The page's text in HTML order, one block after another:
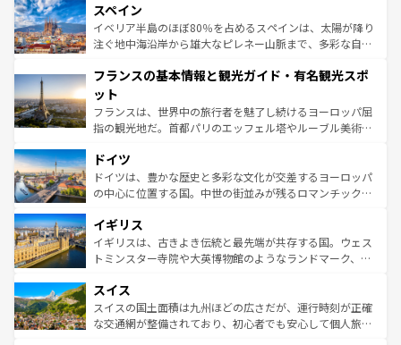
ろん、トスカーナの美しい田園風景やアマルフィ海岸の絶
景など、自然景観も見逃せない。観光の合間には、本場の
ピザやパスタなど、絶品のイタリア料理を堪能することも
ませてくれるイタリアで、忘れられない旅をしてみよう！
なお、新着のイタリア情報は
しい。
スペイン
イベリア半島のほぼ80％を占めるスペインは、太陽が降り
注ぐ地中海沿岸から雄大なピレネー山脈まで、多彩な自然
文化が根付くこの国では、情熱的なフラメンコ、熱気あふ
れる闘牛、そして美味しいタパスが生活の一部となってい
る。首都マドリードの洗練された雰囲気や、バルセロナの
アートに溢れた街角から、地方では古代ローマ遺跡や中世
せる。地方によって風土や気候が異なるスペインはその個
性で訪れる人を魅了する。 なお、新着のスペイン情報は コ
ンテンツ一覧を参照してほしい。
フランスの基本情報と観光ガイド・有名観光スポ
ット
フランスは、世界中の旅行者を魅了し続けるヨーロッパ屈
指の観光地だ。首都パリのエッフェル塔やルーブル美術館
で、幅広い魅力が詰まっている。華麗な宮殿、歴史的な大
聖堂、美しいビーチ、そして豊かな自然が、訪れる者を心
から魅了する。また、フランスは美食の国としても知ら
いる。シャンパンの発祥地であるランス、プロヴァンスの
香り高いラベンダー畑など、多彩な楽しみ方が可能だ。さ
らに、パリ以外の地域にも魅力が溢れており、どの街角に
れる地方に足を運ぶとそれぞれで全く異なる文化を体験で
きるだろう。 なお、新着のフランス情報はコンテンツ一覧
を参照してほしい。
ドイツ
ドイツは、豊かな歴史と多彩な文化が交差するヨーロッパ
の中心に位置する国。中世の街並みが残るロマンチック街
顔を持つこの国は、どこを歩いても飽きることがない。ベ
ルリンの文化的活気、バイエルン州のアルプスの絶景、そ
してライン川沿いのワイン畑といった風景は必見。ビール
は、お酒好きな人にはぜひ体験してほしい。 なお、新着の
ドイツ情報はコンテンツ一覧を参照してほしい。
イギリス
イギリスは、古きよき伝統と最先端が共存する国。ウェス
トミンスター寺院や大英博物館のようなランドマーク、歴
リアごとに異なる魅力がある。また、優雅なアフタヌーン
ティー、ビール好きにはたまらない英国パブ、サッカー観
戦など、本場だからこそできる体験も豊富。イギリスを旅
スイス
スイスの国土面積は九州ほどの広さだが、運行時刻が正確
な交通網が整備されており、初心者でも安心して個人旅行